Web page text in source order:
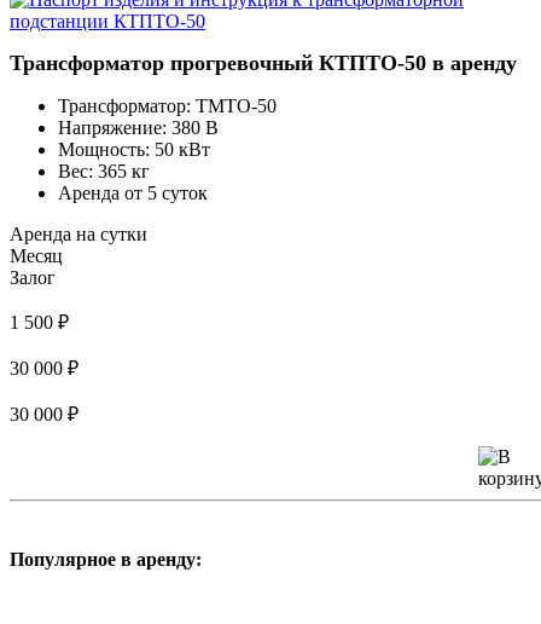
Трансформатор прогревочный КТПТО-50 в аренду
Трансформатор: ТМТО-50
Напряжение: 380 В
Мощность: 50 кВт
Вес: 365 кг
Аренда от 5 суток
Аренда на сутки
Месяц
Залог
1 500 ₽
30 000 ₽
30 000 ₽
Популярное в аренду: